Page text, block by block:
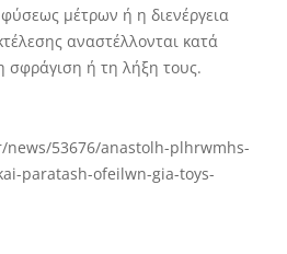
μέτρων ή η διενέργεια
αναστέλλονται κατά
σφράγιση ή τη λήξη τους.
53676/anastolh-plhrwmhs-
paratash-ofeilwn-gia-toys-